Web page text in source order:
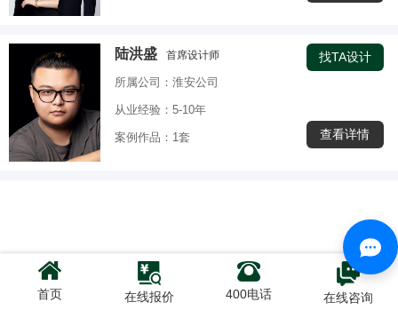
陆洪盛 首席设计师
所属公司：淮安公司
从业经验：5-10年
案例作品：1套
找TA设计
查看详情
首页 在线报价 400电话 在线咨询